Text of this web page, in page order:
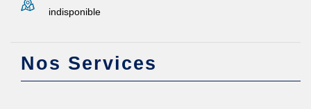
indisponible
Nos Services